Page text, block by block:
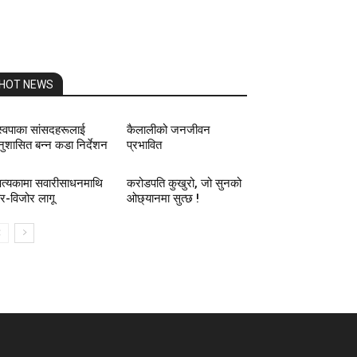
HOT NEWS
सांसदहरूलाई
बन्न कडा निर्देशन
कैलालीको जनजीवन
प्रभावित
सवारीसाधनमाथि
विजोर लागू
करोडपति कुखुरो, जो सुनको
ओछ्यानमा सुत्छ !